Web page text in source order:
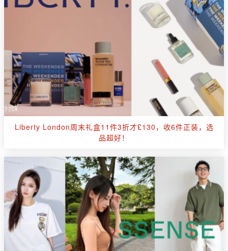
Liberty London周末礼盒11件3折才£130，收6件正装，选
品超好！